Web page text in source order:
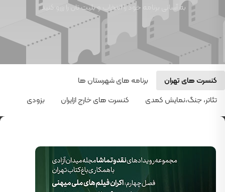
به آسانی برنامه خود را انتخاب و بلیت تان را رزرو کنید.
کنسرت های تهران
برنامه های شهرستان ها
تئاتر، جنگ،نمایش کمدی
کنسرت های خارج ازایران بزودی